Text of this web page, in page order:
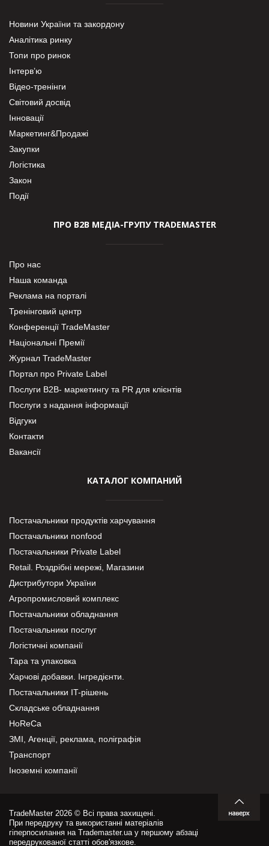
Новини України та закордону
Аналітика ринку
Топи про ринок
Інтерв’ю
Відео-тренінги
Світовий досвід
Інновації
Маркетинг&Продажі
Закупки
Логістика
Закон
Події
ПРО В2В МЕДІА-ГРУПУ TRADEMASTER
Про нас
Наша команда
Реклама на порталі
Тренінговий центр
Конференції TradeMaster
Національні Премії
Журнал TradeMaster
Портал про Private Label
Послуги В2В- маркетингу та PR для клієнтів
Послуги з надання інформації
Відгуки
Контакти
Вакансії
КАТАЛОГ КОМПАНИЙ
Постачальники продуктів харчування
Постачальники nonfood
Постачальники Private Label
Retail. Роздрібні мережі, Магазини
Дистрибутори України
Агропромисловий комплекс
Постачальники обладнання
Постачальники послуг
Логістичні компанії
Тара та упаковка
Харчові добавки. Інгредієнти.
Постачальники IT-рішень
Складське обладнання
HoReCa
ЗМІ, Агенції, реклама, поліграфія
Транспорт
Іноземні компанії
TradeMaster 2026 © Всі права захищені.
При передруку та використанні матеріалів
гіперпосилання на Trademaster.ua у першому абзаці
передрукованої статті обов'язкове.